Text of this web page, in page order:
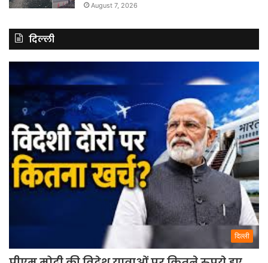
August 7, 2026
दिल्ली
दिल्ली